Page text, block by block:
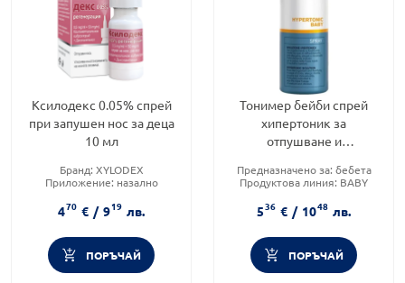
Ксилодекс 0.05% спрей
при запушен нос за деца
10 мл
Бранд: XYLODEX
Приложение: назално
470 € / 919 лв.
ПОРЪЧАЙ
Тонимер бейби спрей
хипертоник за
отпушване и
ринит 100мл
Предназначено за: бебета
Продуктова линия: BABY
Форма на продукта:спрей
536 € / 1048 лв.
ПОРЪЧАЙ